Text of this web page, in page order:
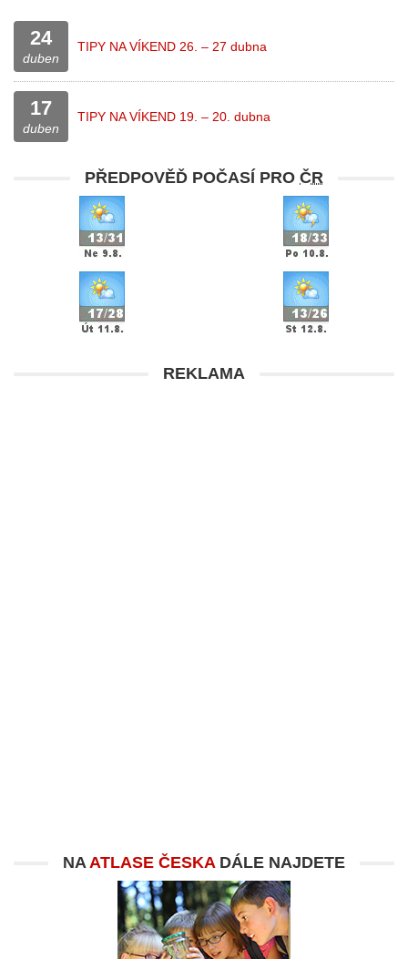
24
duben
TIPY NA VÍKEND 26. – 27 dubna
17
duben
TIPY NA VÍKEND 19. – 20. dubna
PŘEDPOVĚĎ POČASÍ PRO ČR
REKLAMA
NAATLASE ČESKADÁLE NAJDETE